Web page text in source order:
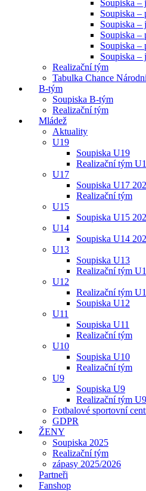
Soupiska –
Soupiska –
Soupiska –
Soupiska –
Soupiska –
Soupiska –
Realizační tým
Tabulka Chance
B-tým
Soupiska B-tým
Realizační tým
Mládež
Aktuality
U19
Soupiska U19
Realizační tým
U17
Soupiska U17
Realizační tým
U15
Soupiska U15
U14
Soupiska U14
U13
Soupiska U13
Realizační tým
U12
Realizační tým
Soupiska U12
U11
Soupiska U11
Realizační tým
U10
Soupiska U10
Realizační tým
U9
Soupiska U9
Realizační tým U9
Fotbalové sportovní
GDPR
ŽENY
Soupiska 2025
Realizační tým
zápasy 2025/2026
Partneři
Fanshop